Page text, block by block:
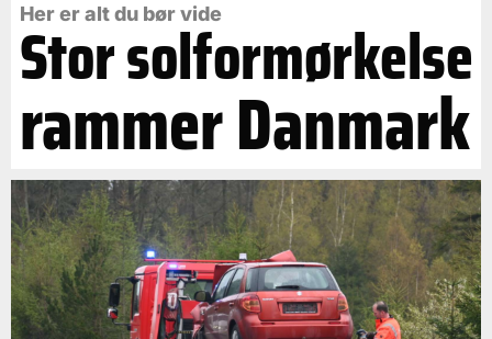
Her er alt du bør vide
Stor solformørkelse
rammer Danmark